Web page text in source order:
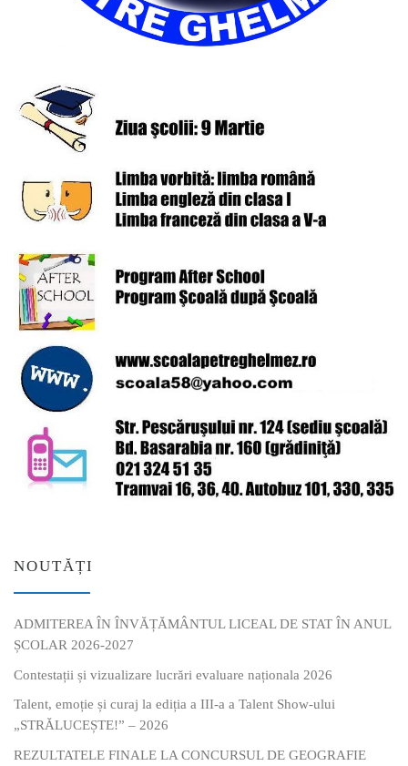
NOUTĂȚI
ADMITEREA ÎN ÎNVĂȚĂMÂNTUL LICEAL DE STAT ÎN ANUL
ȘCOLAR 2026-2027
Contestații și vizualizare lucrări evaluare naționala 2026
Talent, emoție și curaj la ediția a III-a a Talent Show-ului
„STRĂLUCEȘTE!” – 2026
REZULTATELE FINALE LA CONCURSUL DE GEOGRAFIE